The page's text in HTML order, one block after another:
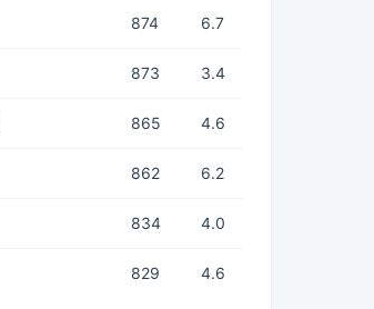
874 6.7
873 3.4
865 4.6
862 6.2
834 4.0
829 4.6